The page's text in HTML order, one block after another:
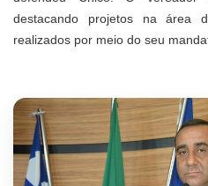
destacando projetos na área
realizados por meio do seu